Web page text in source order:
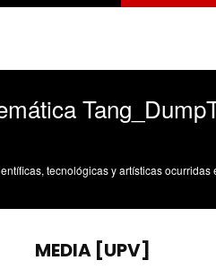
y artísticas ocurridas en los tres